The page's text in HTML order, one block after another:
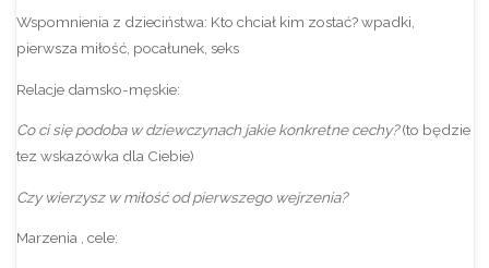
Wspomnienia z dzieciństwa: Kto chciał kim zostać? wpadki,
pierwsza miłość, pocałunek, seks
Relacje damsko-męskie:
Co ci się podoba w dziewczynach jakie konkretne cechy?(to będzie
tez wskazówka dla Ciebie)
Czy wierzysz w miłość od pierwszego wejrzenia?
Marzenia , cele: